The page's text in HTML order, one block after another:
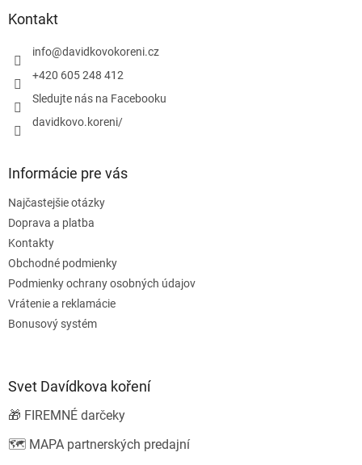
Kontakt
info@davidkovokoreni.cz
+420 605 248 412
Sledujte nás na Facebooku
davidkovo.koreni/
Informácie pre vás
Najčastejšie otázky
Doprava a platba
Kontakty
Obchodné podmienky
Podmienky ochrany osobných údajov
Vrátenie a reklamácie
Bonusový systém
Svet Davídkova koření
🎁 FIREMNÉ darčeky
🗺️ MAPA partnerských predajní